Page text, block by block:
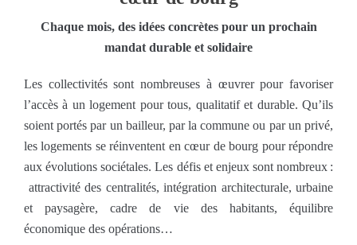
Chaque mois, des idées concrètes pour un prochain
mandat durable et solidaire
Les collectivités sont nombreuses à œuvrer pour favoriser
l’accès à un logement pour tous, qualitatif et durable. Qu’ils
soient portés par un bailleur, par la commune ou par un privé,
les logements se réinventent en cœur de bourg pour répondre
aux évolutions sociétales. Les défis et enjeux sont nombreux :
attractivité des centralités, intégration architecturale, urbaine
et paysagère, cadre de vie des habitants, équilibre
économique des opérations…